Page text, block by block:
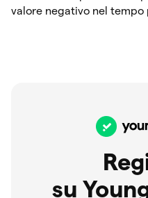
valore negativo nel tempo
su